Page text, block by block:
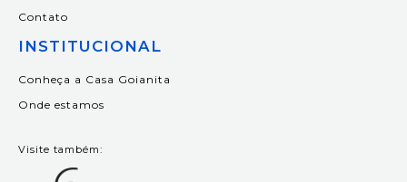
Contato
INSTITUCIONAL
Conheça a Casa Goianita
Onde estamos
Visite também: